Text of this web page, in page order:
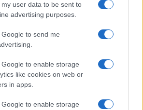
user data to be sent to
advertising purposes.
to send me
to enable storage
like cookies on web or
in apps.
to enable storage
24 dicembre 2022
#NATALE
Leggi i commenti